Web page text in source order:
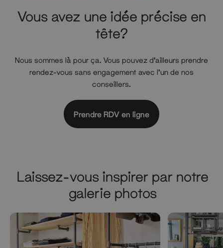
Vous avez une idée précise en
tête?
Nous sommes là pour ça. Vous pouvez d'ailleurs prendre
rendez-vous sans engagement avec l'un de nos
conseillers.
Prendre RDV en ligne
Laissez-vous inspirer par notre
galerie photos